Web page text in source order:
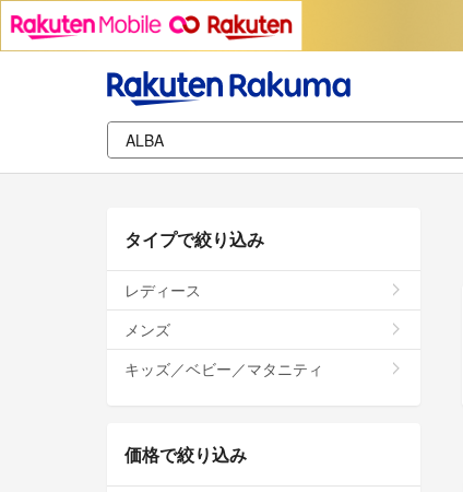
タイプで絞り込み
レディース
メンズ
キッズ／ベビー／マタニティ
価格で絞り込み